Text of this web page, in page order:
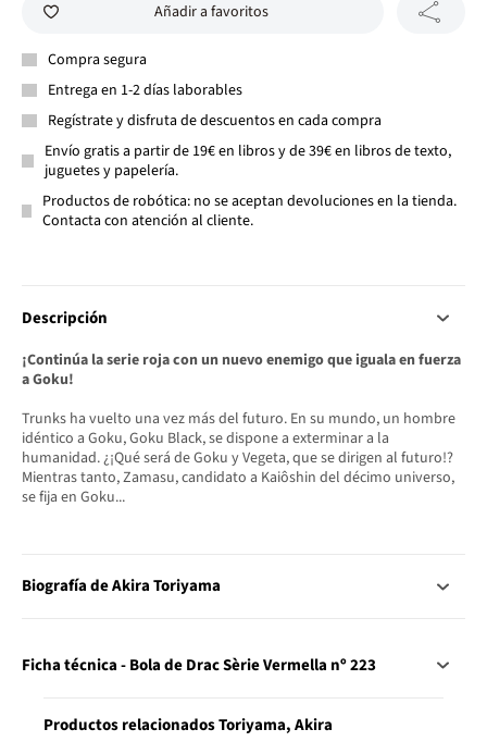
Añadir a favoritos
Compra segura
Entrega en 1-2 días laborables
Regístrate y disfruta de descuentos en cada compra
Envío gratis a partir de 19€ en libros y de 39€ en libros de texto,
juguetes y papelería.
Productos de robótica: no se aceptan devoluciones en la tienda.
Contacta con atención al cliente.
Descripción
¡Continúa la serie roja con un nuevo enemigo que iguala en fuerza
a Goku!
Trunks ha vuelto una vez más del futuro. En su mundo, un hombre
idéntico a Goku, Goku Black, se dispone a exterminar a la
humanidad. ¿¡Qué será de Goku y Vegeta, que se dirigen al futuro!?
Mientras tanto, Zamasu, candidato a Kaiôshin del décimo universo,
se fija en Goku...
Biografía de Akira Toriyama
Ficha técnica - Bola de Drac Sèrie Vermella nº 223
Productos relacionados Toriyama, Akira